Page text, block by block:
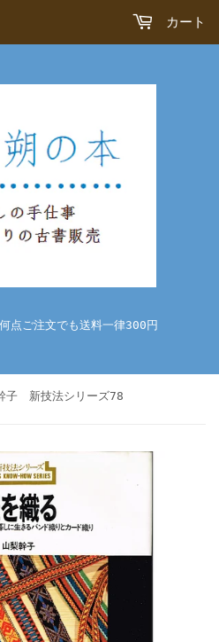
点ご注文でも送料一律300円
カート
子 新技法シリーズ78